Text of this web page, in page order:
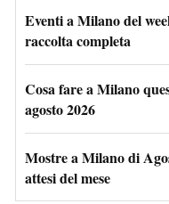
Eventi a Milano del
raccolta completa
Cosa fare a Milano
agosto 2026
Mostre a Milano di
attesi del mese